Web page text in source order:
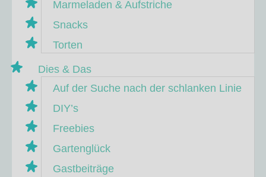
Marmeladen & Aufstriche
Snacks
Torten
Dies & Das
Auf der Suche nach der schlanken Linie
DIY’s
Freebies
Gartenglück
Gastbeiträge